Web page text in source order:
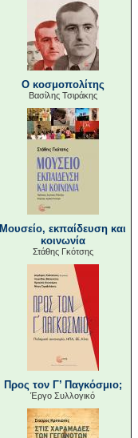
Ο κοσμοπολίτης
Βασίλης Τσιράκης
Μουσείο, εκπαίδευση και
κοινωνία
Στάθης Γκότσης
Προς τον Γ’ Παγκόσμιο;
Έργο Συλλογικό